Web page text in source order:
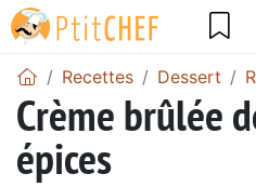
Recettes Dessert
Crème brûlée
épices